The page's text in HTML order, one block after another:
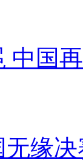
中国
无缘